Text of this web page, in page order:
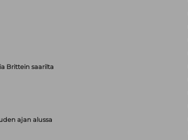
Brittein saarilta
ajan alussa